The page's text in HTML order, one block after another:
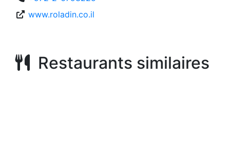
www.roladin.co.il
Restaurants similaires